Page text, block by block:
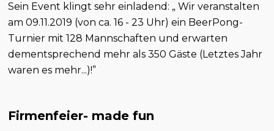
Sein Event klingt sehr einladend: „ Wir veranstalten
am 09.11.2019 (von ca. 16 - 23 Uhr) ein BeerPong-
Turnier mit 128 Mannschaften und erwarten
dementsprechend mehr als 350 Gäste (Letztes Jahr
waren es mehr...)!”
Firmenfeier- made fun